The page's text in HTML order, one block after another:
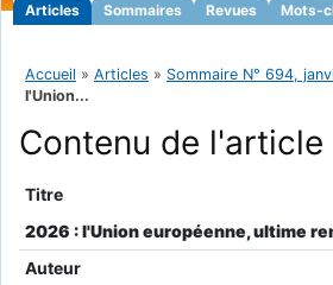
Articles Sommaires Revues Mots-
Accueil » Articles » Sommaire N° 694,
l'Union...
Contenu de l'article
Titre
2026 : l'Union européenne, ultime
Auteur